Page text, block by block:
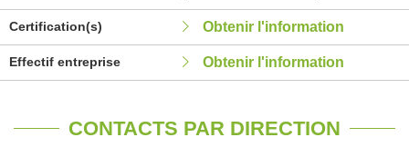
Certification(s) Obtenir l'information
Effectif entreprise Obtenir l'information
CONTACTS PAR DIRECTION